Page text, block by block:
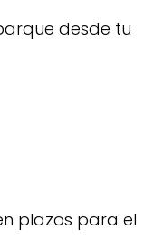
desde tu
plazos para el